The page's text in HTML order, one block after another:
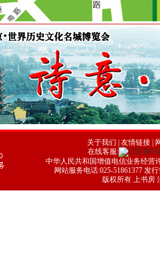
关于我们 友情链接 |
在线客服:
中华人民共和国增值电信业务经营
网站服务电话:025-51861377 发
版权所有 上书房